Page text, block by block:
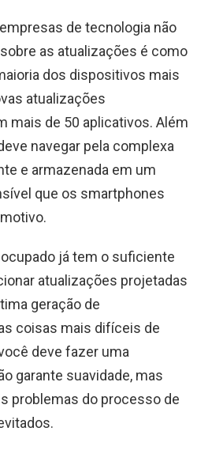
de tecnologia não
as atualizações é como
dos dispositivos mais
atualizações
mais de 50 aplicativos. Além
navegar pela complexa
e armazenada em um
que os smartphones
já tem o suficiente
atualizações projetadas
geração de
coisas mais difíceis de
deve fazer uma
garante suavidade, mas
problemas do processo de